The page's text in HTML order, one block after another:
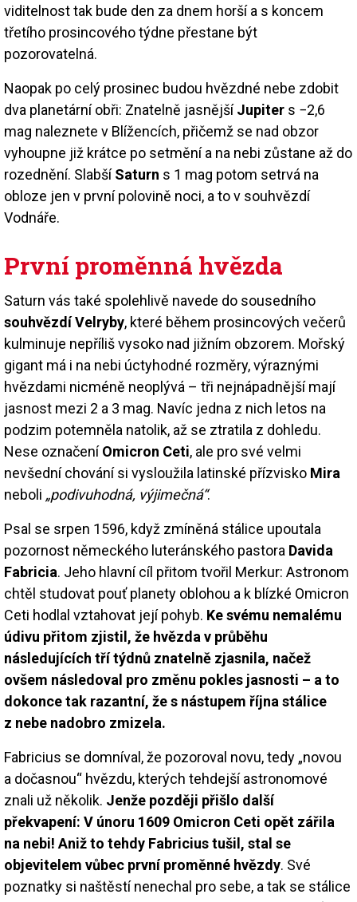
viditelnost tak bude den za dnem horší a s koncem
třetího prosincového týdne přestane být
pozorovatelná.
Naopak po celý prosinec budou hvězdné nebe zdobit
dva planetární obři: Znatelně jasnějšíJupiter s −2,6
mag naleznete v Blížencích, přičemž se nad obzor
vyhoupne již krátce po setmění a na nebi zůstane až do
rozednění. SlabšíSaturn s 1 mag potom setrvá na
obloze jen v první polovině noci, a to v souhvězdí
Vodnáře.
První proměnná hvězda
Saturn vás také spolehlivě navede do sousedního
souhvězdí Velryby, které během prosincových večerů
kulminuje nepříliš vysoko nad jižním obzorem. Mořský
gigant má i na nebi úctyhodné rozměry, výraznými
hvězdami nicméně neoplývá – tři nejnápadnější mají
jasnost mezi 2 a 3 mag. Navíc jedna z nich letos na
podzim potemněla natolik, až se ztratila z dohledu.
Nese označeníOmicron Ceti, ale pro své velmi
nevšední chování si vysloužila latinské přízvisko Mira
neboli „podivuhodná, výjimečná“.
Psal se srpen 1596, když zmíněná stálice upoutala
pozornost německého luteránského pastora Davida
Fabricia. Jeho hlavní cíl přitom tvořil Merkur: Astronom
chtěl studovat pouť planety oblohou a k blízké Omicron
Ceti hodlal vztahovat její pohyb. Ke svému nemalému
údivu přitom zjistil, že hvězda v průběhu
následujících tří týdnů znatelně zjasnila, načež
ovšem následoval pro změnu pokles jasnosti – a to
dokonce tak razantní, že s nástupem října stálice
z nebe nadobro zmizela.
Fabricius se domníval, že pozoroval novu, tedy „novou
a dočasnou“ hvězdu, kterých tehdejší astronomové
znali už několik. Jenže později přišlo další
překvapení: V únoru 1609 Omicron Ceti opět zářila
na nebi! Aniž to tehdy Fabricius tušil, stal se
objevitelem vůbec první proměnné hvězdy. Své
poznatky si naštěstí nenechal pro sebe, a tak se stálice